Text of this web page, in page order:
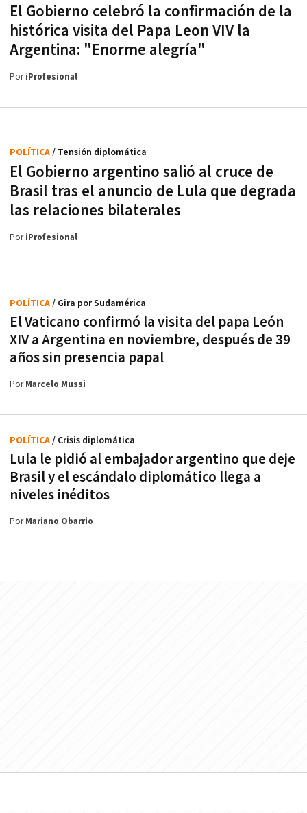
El Gobierno celebró la confirmación de la
histórica visita del Papa Leon VIV la
Argentina: "Enorme alegría"
PoriProfesional
El Gobierno argentino salió al cruce de
Brasil tras el anuncio de Lula que degrada
las relaciones bilaterales
POLÍTICA/ Tensión diplomática
PoriProfesional
El Vaticano confirmó la visita del papa León
XIV a Argentina en noviembre, después de 39
años sin presencia papal
POLÍTICA/ Gira por Sudamérica
PorMarcelo Mussi
Lula le pidió al embajador argentino que deje
Brasil y el escándalo diplomático llega a
niveles inéditos
POLÍTICA/ Crisis diplomática
PorMariano Obarrio